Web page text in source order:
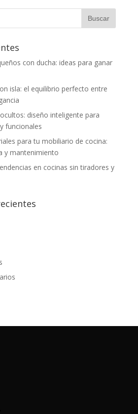
con ducha: ideas para ganar
isla: el equilibrio perfecto entre
diseño inteligente para
funcionales
para tu mobiliario de cocina:
y mantenimiento
en cocinas sin tiradores y